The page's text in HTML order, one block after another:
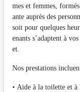
mes et femmes,
ante auprès des
soit pour quelques
enants s’adaptent à
et.
Nos prestations
• Aide à la toilette et à